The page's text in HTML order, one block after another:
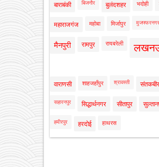
बाराबंकी बिजनौर बुलंदशहर भदोही
महाराजगंज महोबा मिर्जापुर मुजफ्फरनगर
मैनपुरी रामपुर रायबरेली
वाराणसी शाहजहाँपुर श्रावस्ती
सहारनपुर सिद्धार्थनगर सीतापुर
हमीरपुर हरदोई हाथरस